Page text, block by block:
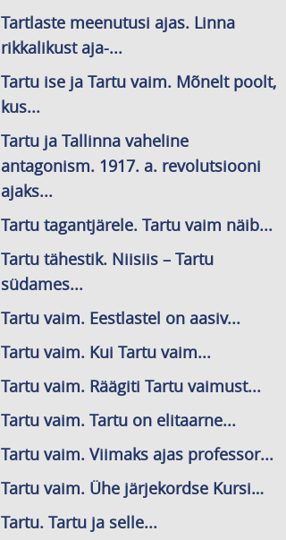
Tartlaste meenutusi ajas. Linna
rikkalikust aja-...
Tartu ise ja Tartu vaim. Mõnelt poolt,
kus...
Tartu ja Tallinna vaheline
antagonism. 1917. a. revolutsiooni
ajaks...
Tartu tagantjärele. Tartu vaim näib...
Tartu tähestik. Niisiis – Tartu
südames...
Tartu vaim. Eestlastel on aasiv...
Tartu vaim. Kui Tartu vaim...
Tartu vaim. Räägiti Tartu vaimust...
Tartu vaim. Tartu on elitaarne...
Tartu vaim. Viimaks ajas professor...
Tartu vaim. Ühe järjekordse Kursi…
Tartu. Tartu ja selle...